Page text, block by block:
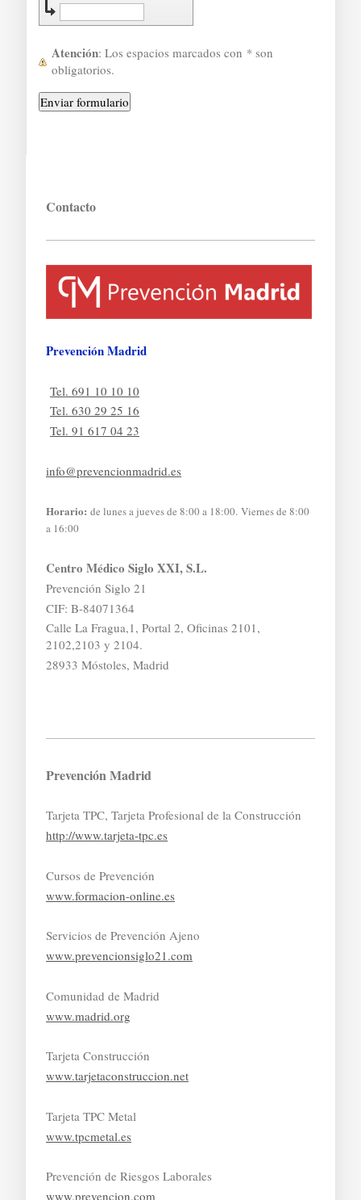
Atención : Los espacios marcados con * son
obligatorios.
Contacto
Prevención Madrid
Tel. 691 10 10 10
Tel. 630 29 25 16
Tel. 91 617 04 23
info@prevencionmadrid.es
Horario: de lunes a jueves de 8:00 a 18:00. Viernes de 8:00
a 16:00
Centro Médico Siglo XXI, S.L.
Prevención Siglo 21
CIF: B-84071364
Calle La Fragua,1, Portal 2, Oficinas 2101,
2102,2103 y 2104.
28933 Móstoles, Madrid
Prevención Madrid
Tarjeta TPC, Tarjeta Profesional de la Construcción
http://www.tarjeta-tpc.es
Cursos de Prevención
www.formacion-online.es
Servicios de Prevención Ajeno
www.prevencionsiglo21.com
Comunidad de Madrid
www.madrid.org
Tarjeta Construcción
www.tarjetaconstruccion.net
Tarjeta TPC Metal
www.tpcmetal.es
Prevención de Riesgos Laborales
www.prevencion.com